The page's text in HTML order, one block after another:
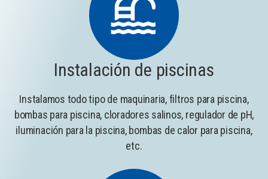
Instalación de piscinas
Instalamos todo tipo de maquinaria, filtros para piscina,
bombas para piscina, cloradores salinos, regulador de pH,
iluminación para la piscina, bombas de calor para piscina,
etc.